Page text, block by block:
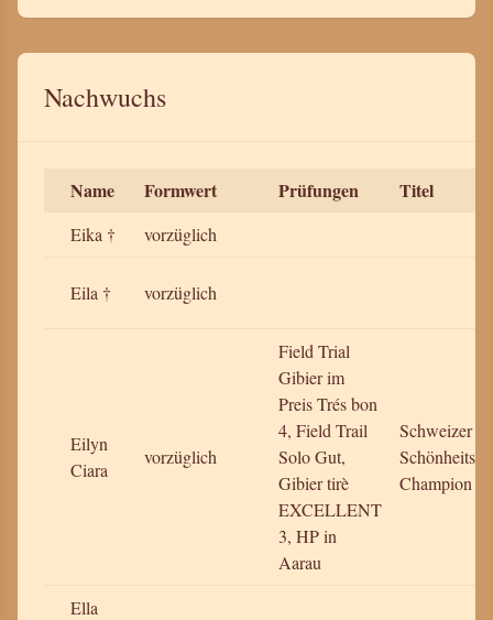
Nachwuchs
Name Formwert Prüfungen Titel
Eika † vorzüglich
Eila † vorzüglich
Eilyn
Ciara
vorzüglich
Field Trial
Gibier im
Preis Trés bon
4, Field Trail
Solo Gut,
Gibier tirè
EXCELLENT
3, HP in
Aarau
Schweizer
Schönheits-
Champion
Ella